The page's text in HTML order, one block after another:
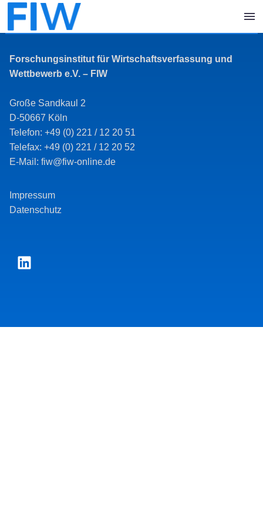
Forschungsinstitut für Wirtschaftsverfassung und
Wettbewerb e.V. – FIW
Große Sandkaul 2
D-50667 Köln
Telefon: +49 (0) 221 / 12 20 51
Telefax: +49 (0) 221 / 12 20 52
E-Mail: fiw@fiw-online.de
Impressum
Datenschutz